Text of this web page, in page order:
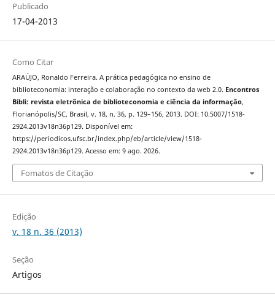
Publicado
17-04-2013
Como Citar
ARAÚJO, Ronaldo Ferreira. A prática pedagógica no ensino de
biblioteconomia: interação e colaboração no contexto da web 2.0. Encontros
Bibli: revista eletrônica de biblioteconomia e ciência da informação,
Florianópolis/SC, Brasil, v. 18, n. 36, p. 129–156, 2013. DOI: 10.5007/1518-
2924.2013v18n36p129. Disponível em:
https://periodicos.ufsc.br/index.php/eb/article/view/1518-
2924.2013v18n36p129. Acesso em: 9 ago. 2026.
Fomatos de Citação
Edição
v. 18 n. 36 (2013)
Seção
Artigos